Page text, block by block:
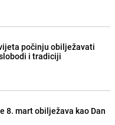
počinju obilježavati
i tradiciji
8. mart obilježava kao Dan